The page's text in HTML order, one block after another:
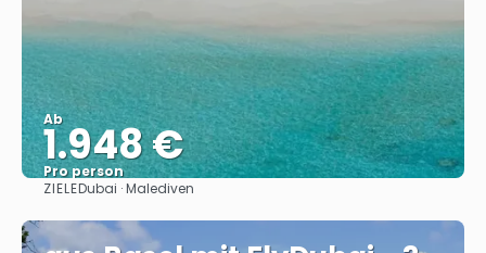
Ab
1.948 €
Pro person
ZIELEDubai · Malediven